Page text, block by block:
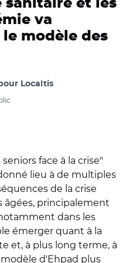
sanitaire et les
va
modèle des
Localtis
face à la crise"
lieu à de multiples
de la crise
âgées, principalement
dans les
émerger quant à la
et, à plus long terme, à
d'Ehpad plus